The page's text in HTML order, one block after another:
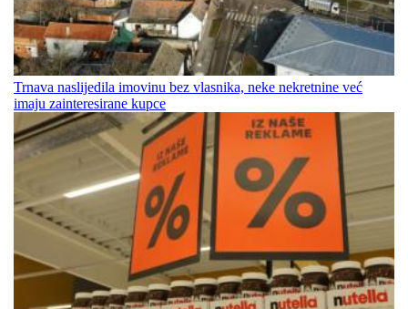
Trnava naslijedila imovinu bez vlasnika, neke nekretnine već
imaju zainteresirane kupce